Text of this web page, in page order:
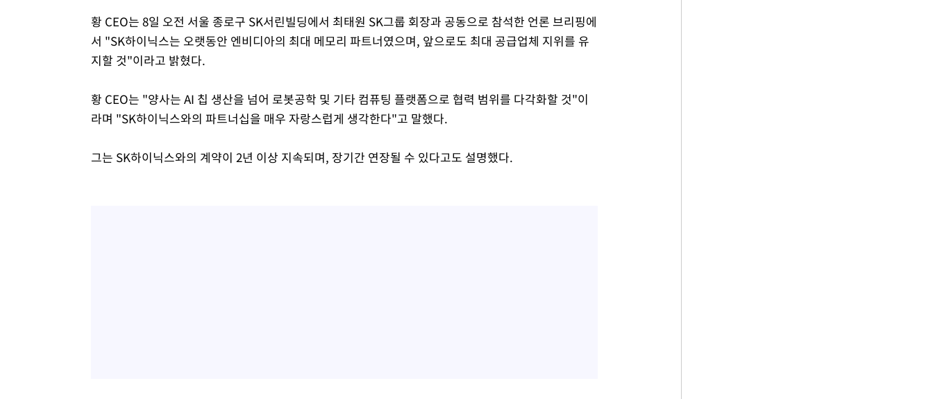
황 CEO는 8일 오전 서울 종로구 SK서린빌딩에서 최태원 SK그룹 회장과 공동으로 참석한 언론 브리핑에
서 "SK하이닉스는 오랫동안 엔비디아의 최대 메모리 파트너였으며, 앞으로도 최대 공급업체 지위를 유
지할 것"이라고 밝혔다.
황 CEO는 "양사는 AI 칩 생산을 넘어 로봇공학 및 기타 컴퓨팅 플랫폼으로 협력 범위를 다각화할 것"이
라며 "SK하이닉스와의 파트너십을 매우 자랑스럽게 생각한다"고 말했다.
그는 SK하이닉스와의 계약이 2년 이상 지속되며, 장기간 연장될 수 있다고도 설명했다.